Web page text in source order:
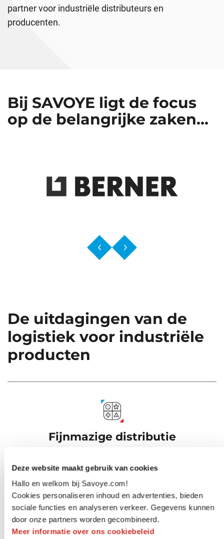
Deze website maakt gebruik van cookies
Hallo en welkom bij Savoye.com!
Cookies personaliseren inhoud en advertenties, bieden
sociale functies en analyseren verkeer. Gegevens kunnen
door onze partners worden gecombineerd.
Meer informatie over ons cookiebeleid
partner voor industriële distributeurs en
producenten.
Bij SAVOYE ligt de focus
op de belangrijke zaken…
De uitdagingen van de
logistiek voor industriële
producten
Fijnmazige distributie
vakmensen en lokale gemeenschappen
Leveringen splitsen